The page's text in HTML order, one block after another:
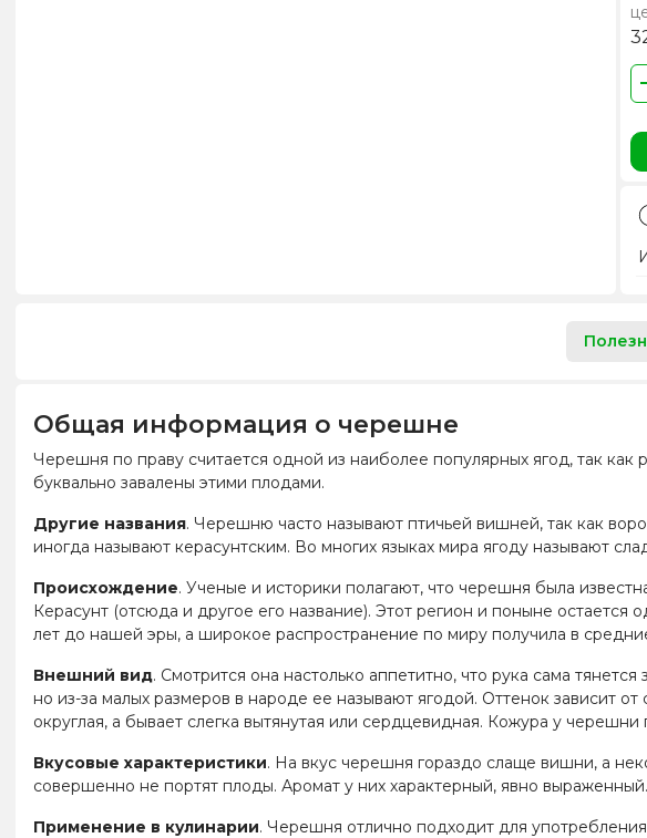
Общая информация о черешне
Черешня по праву считается одной из наиболее популярных ягод, так
буквально завалены этими плодами.
Другие названия. Черешню часто называют птичьей вишней, так как
иногда называют керасунтским. Во многих языках мира ягоду называют
Происхождение. Ученые и историки полагают, что черешня была
Керасунт (отсюда и другое его название). Этот регион и поныне
лет до нашей эры, а широкое распространение по миру получила в
Внешний вид. Смотрится она настолько аппетитно, что рука сама
но из-за малых размеров в народе ее называют ягодой. Оттенок зависит
округлая, а бывает слегка вытянутая или сердцевидная. Кожура у черешни
Вкусовые характеристики. На вкус черешня гораздо слаще вишни, а
совершенно не портят плоды. Аромат у них характерный, явно выраженный.
Применение в кулинарии. Черешня отлично подходит для